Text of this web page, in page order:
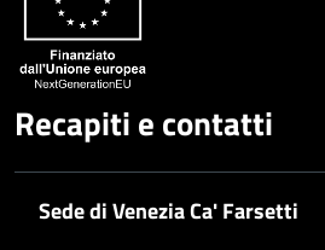
Recapiti e contatti
Sede di Venezia Ca' Farsetti